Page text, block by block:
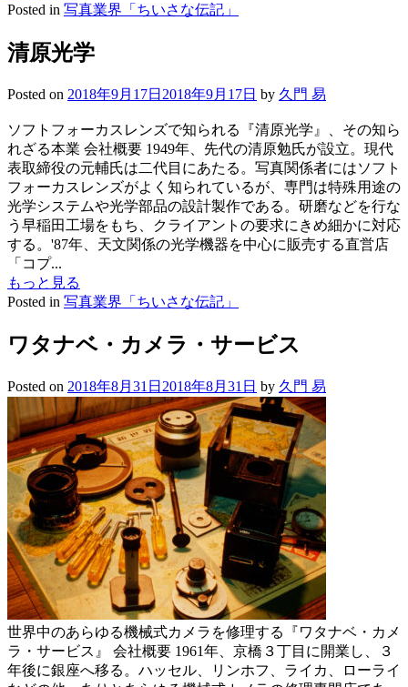
Posted in 写真業界「ちいさな伝記」
清原光学
Posted on 2018年9月17日 2018年9月17日 by 久門 易
ソフトフォーカスレンズで知られる『清原光学』、その知ら
れざる本業 会社概要 1949年、先代の清原勉氏が設立。現代
表取締役の元輔氏は二代目にあたる。写真関係者にはソフト
フォーカスレンズがよく知られているが、専門は特殊用途の
光学システムや光学部品の設計製作である。研磨などを行な
う早稲田工場をもち、クライアントの要求にきめ細かに対応
する。'87年、天文関係の光学機器を中心に販売する直営店
「コプ...
もっと見る
Posted in 写真業界「ちいさな伝記」
ワタナベ・カメラ・サービス
Posted on 2018年8月31日 2018年8月31日 by 久門 易
世界中のあらゆる機械式カメラを修理する『ワタナベ・カメ
ラ・サービス』 会社概要 1961年、京橋３丁目に開業し、３
年後に銀座へ移る。ハッセル、リンホフ、ライカ、ローライ